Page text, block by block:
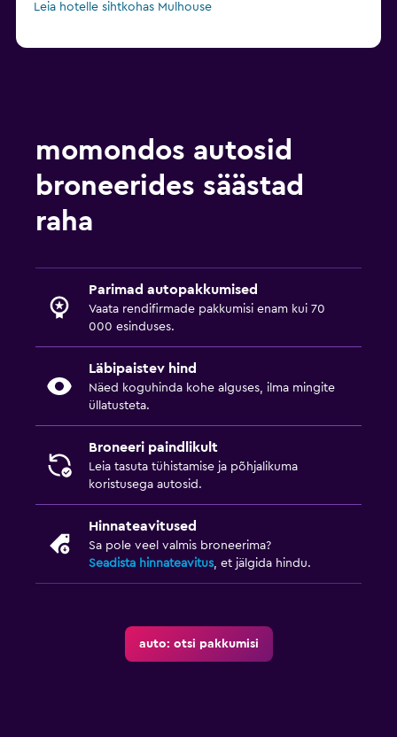
Leia hotelle sihtkohas Mulhouse
momondos autosid
broneerides säästad
raha
Parimad autopakkumised
Vaata rendifirmade pakkumisi enam kui 70
000 esinduses.
Läbipaistev hind
Näed koguhinda kohe alguses, ilma mingite
üllatusteta.
Broneeri paindlikult
Leia tasuta tühistamise ja põhjalikuma
koristusega autosid.
Hinnateavitused
Sa pole veel valmis broneerima?
Seadista hinnateavitus, et jälgida hindu.
auto: otsi pakkumisi